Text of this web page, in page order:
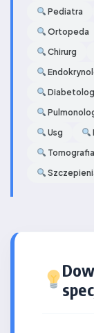
Pediatra
Ortopeda
Chirurg
Diabetolog
Usg